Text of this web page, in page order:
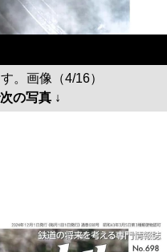
。画像（4/16）
の写真 ↓